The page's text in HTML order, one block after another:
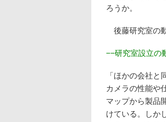
ろうか。
後藤研究室の
−−研究室設立の
「ほかの会社
カメラの性能や
マップから製品
けている。しか